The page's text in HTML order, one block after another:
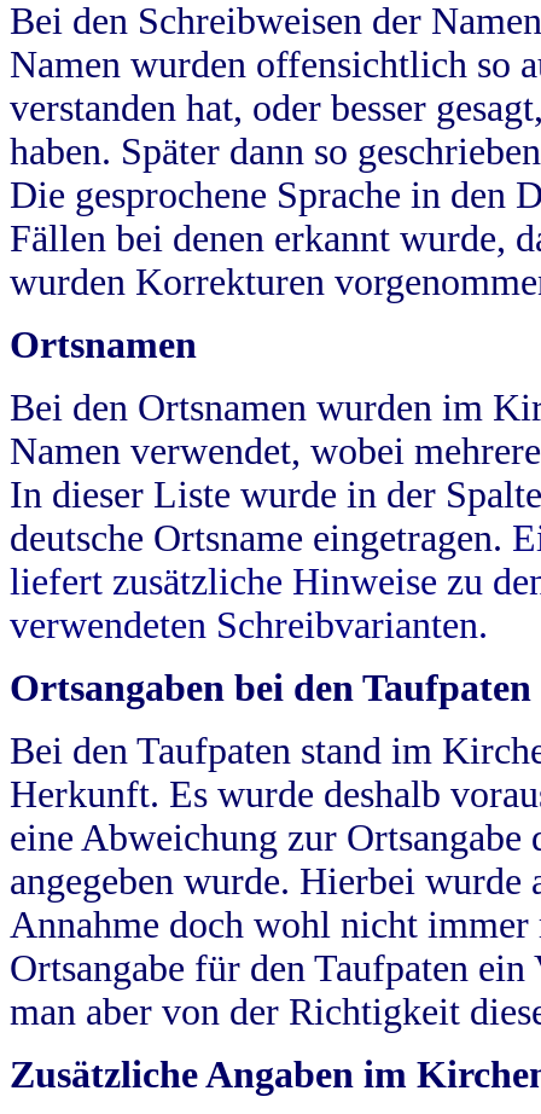
Bei den Schreibweisen der
Namen wurden offensichtlich so
verstanden hat, oder besser
haben. Später dann so
Die gesprochene Sprache in
Fällen bei denen erkannt wurde,
wurden Korrekturen
Ortsnamen
Bei den Ortsnamen wurden im
Namen verwendet, wobei
In dieser Liste wurde in der
deutsche Ortsname eingetragen.
liefert zusätzliche Hinweise zu
verwendeten Schreibvarianten.
Ortsangaben bei den Taufpaten
Bei den Taufpaten stand im
Herkunft. Es wurde deshalb
eine Abweichung zur
angegeben wurde. Hierbei wurde
Annahme doch wohl nicht
Ortsangabe für den Taufpaten
man aber von der Richtigkeit
Zusätzliche Angaben im